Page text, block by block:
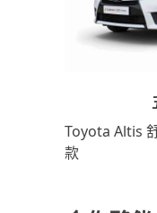
Toyota Altis
款